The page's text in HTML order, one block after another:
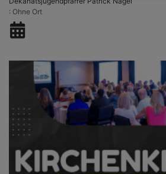
Ohne Ort